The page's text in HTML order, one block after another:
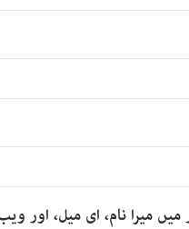
میں میرا نام، ای میل، اور